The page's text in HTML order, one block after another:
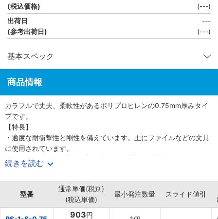
(税込価格)
(---)
出荷日
(参考出荷日)
---
(---)
基本スペック
商品情報
カラフルで丈夫、柔軟性があるポリプロピレンの0.75mm厚みタイ
プです。
【特長】
・適度な耐衝撃性と剛性を備えています。主にファイルなどの文具
に使用されています。
・発泡タイプは約3倍に押出し成形した独立気泡構造なので軽量で
す。（比重0.3）。
・工業用途にも使用できる素材です。
【用途】
・クリアファイル。
続きを読む
型番
通常単価(税別)
(税込単価)
最小発注数量 スライド値引
903円